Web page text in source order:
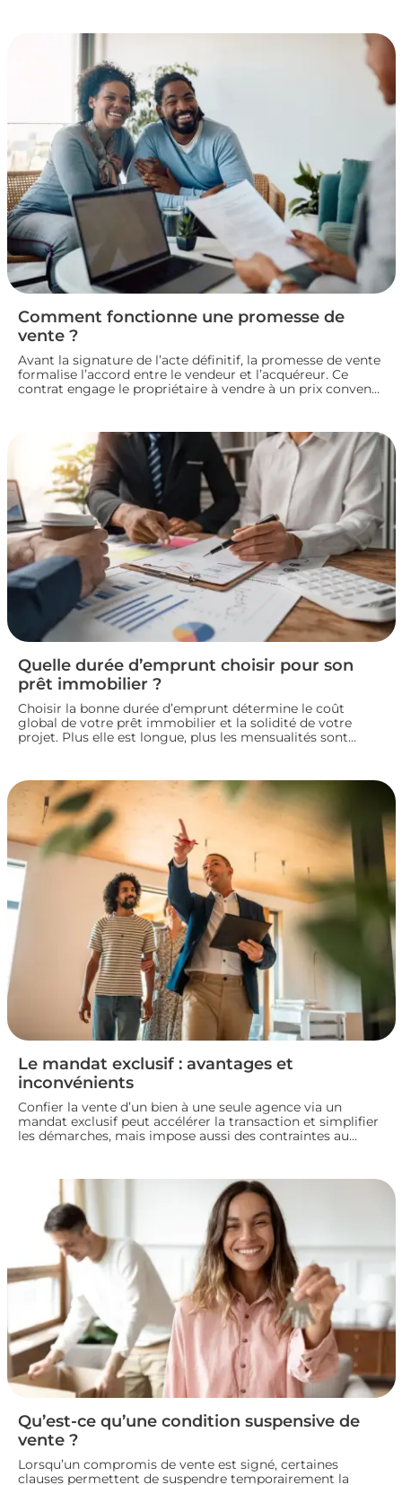
Comment fonctionne une promesse de
vente ?
Avant la signature de l’acte définitif, la promesse de vente
formalise l’accord entre le vendeur et l’acquéreur. Ce
contrat engage le propriétaire à vendre à un prix convenu
et droit de rétractation, analysons le fonctionnement réel
de cette étape clé d’une transaction immobilière.
Quelle durée d’emprunt choisir pour son
prêt immobilier ?
Choisir la bonne durée d’emprunt détermine le coût
global de votre prêt immobilier et la solidité de votre
projet. Plus elle est longue, plus les mensualités sont
confortables. Voici comment trouver la durée idéale pour
votre situation financière.
Le mandat exclusif : avantages et
inconvénients
Confier la vente d’un bien à une seule agence via un
mandat exclusif peut accélérer la transaction et simplifier
les démarches, mais impose aussi des contraintes au
votre mode de vente immobilière.
Qu’est-ce qu’une condition suspensive de
vente ?
Lorsqu’un compromis de vente est signé, certaines
clauses permettent de suspendre temporairement la